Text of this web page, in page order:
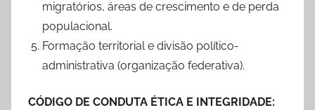
migratórios, áreas de crescimento e de perda
populacional.
Formação territorial e divisão político-
administrativa (organização federativa).
CÓDIGO DE CONDUTA ÉTICA E INTEGRIDADE: